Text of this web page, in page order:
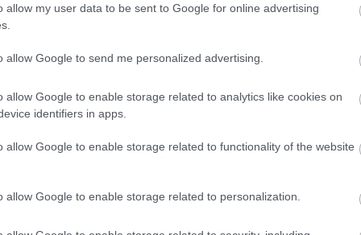
allow my user data to be sent to Google for online advertising
allow Google to send me personalized advertising.
allow Google to enable storage related to analytics like cookies on
identifiers in apps.
allow Google to enable storage related to functionality of the website
allow Google to enable storage related to personalization.
a világ
szép napokat, hanem belső egyensúlyt is hoz neked.
megunt kabát.
most tisztázódik: vagy elengeditek, vagy megerősítitek –
megnő a hited önmagadban. Anyagi téren is
program új energiákat hoz a mindennapjaidba. Most nem
megérkezzen.
a szíved is – nem csak az agyad.Hét év szerencse